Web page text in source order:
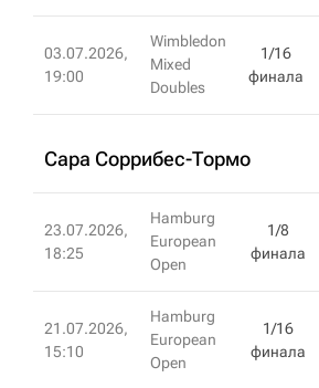
03.07.2026,
19:00
Wimbledon
Mixed
Doubles
1/16
финала
Сара Соррибес-Тормо
23.07.2026,
18:25
Hamburg
European
Open
1/8
финала
21.07.2026,
15:10
Hamburg
European
Open
1/16
финала